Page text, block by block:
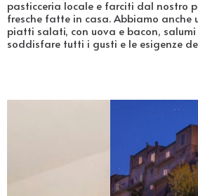
pasticceria locale e farciti dal nostro
fresche fatte in casa. Abbiamo anche
piatti salati, con uova e bacon,
soddisfare tutti i gusti e le esigenze